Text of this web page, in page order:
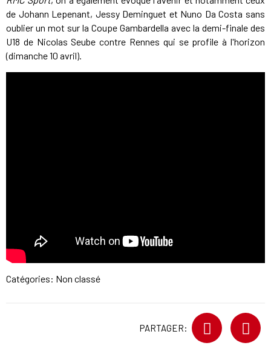
de Johann Lepenant, Jessy Deminguet et Nuno Da Costa sans
oublier un mot sur la Coupe Gambardella avec la demi-finale des
U18 de Nicolas Seube contre Rennes qui se profile à l'horizon
(dimanche 10 avril).
Catégories: Non classé
PARTAGER: